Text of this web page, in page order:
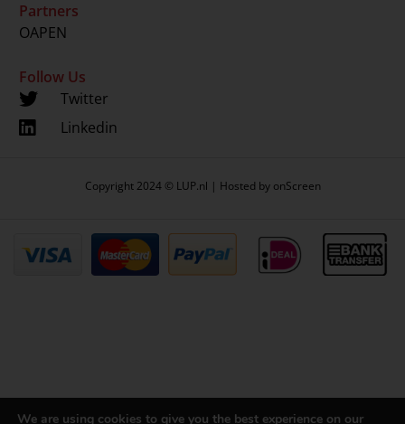
Partners
OAPEN
Follow Us
Twitter
Linkedin
Copyright 2024 © LUP.nl | Hosted by onScreen
We are using cookies to give you the best experience on our